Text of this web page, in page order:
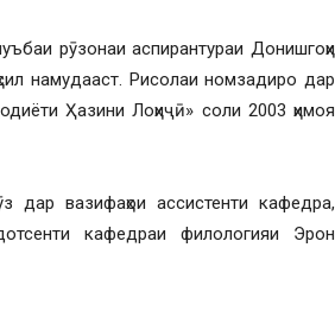
рӯзонаи аспирантураи Донишгоҳи
намудааст. Рисолаи номзадиро дар
Ҳазини Лоҳиҷӣ» соли 2003 ҳимоя
вазифаҳои ассистенти кафедра,
кафедраи филологияи Эрон